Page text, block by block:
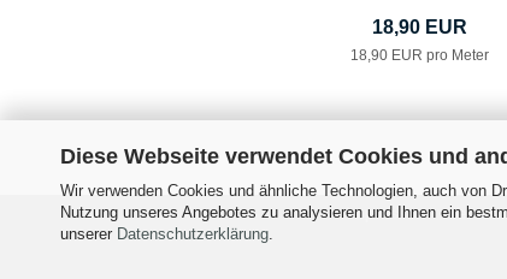
Diese Webseite verwendet Cookies und
Wir verwenden Cookies und ähnliche Technologien, auch von
Nutzung unseres Angebotes zu analysieren und Ihnen ein
unserer Datenschutzerklärung
18,90 EUR
18,90 EUR pro Meter
Impressum